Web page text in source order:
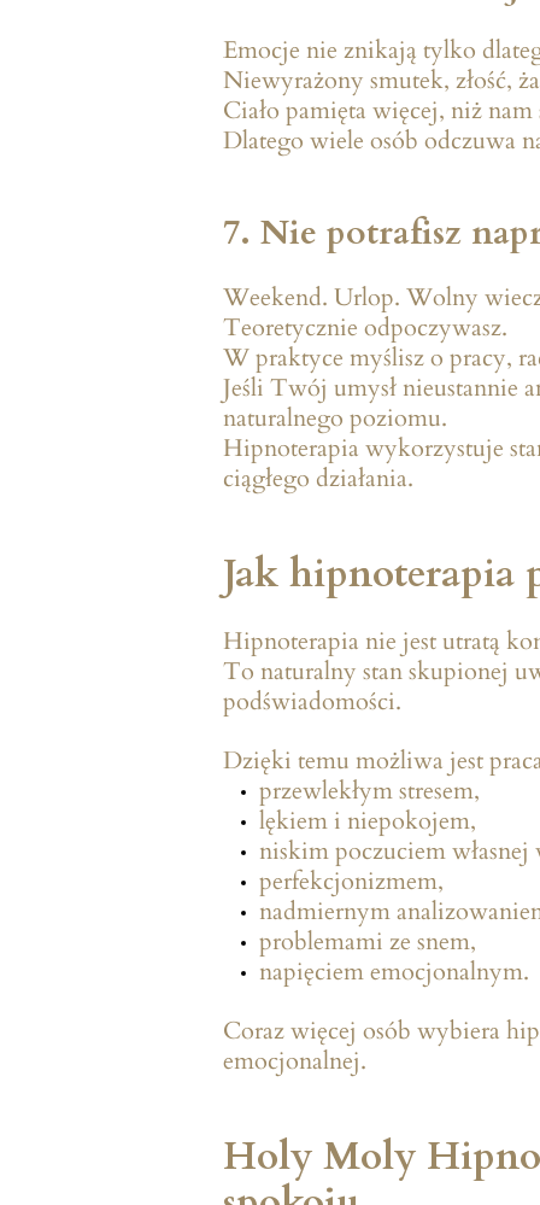
Emocje nie znikają tylko
Niewyrażony smutek, złość,
Ciało pamięta więcej, niż
Dlatego wiele osób odczuwa
7. Nie potrafisz
Weekend. Urlop. Wolny
Teoretycznie odpoczywasz.
W praktyce myślisz o pracy,
Jeśli Twój umysł nieustannie
naturalnego poziomu.
Hipnoterapia wykorzystuje
ciągłego działania.
Jak hipnoterapia
Hipnoterapia nie jest utratą
To naturalny stan skupionej
podświadomości.
Dzięki temu możliwa jest
przewlekłym stresem,
lękiem i niepokojem,
niskim poczuciem własnej
perfekcjonizmem,
nadmiernym
problemami ze snem,
napięciem emocjonalnym.
Coraz więcej osób wybiera
emocjonalnej.
Holy Moly